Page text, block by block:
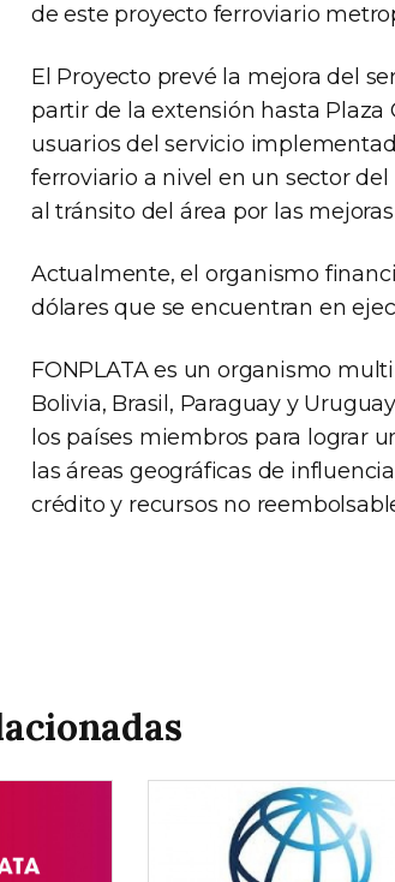
de este proyecto ferroviario
El Proyecto prevé la mejora del
partir de la extensión hasta
usuarios del servicio
ferroviario a nivel en un sector
al tránsito del área por las
Actualmente, el organismo
dólares que se encuentran en
FONPLATA es un organismo
Bolivia, Brasil, Paraguay y
los países miembros para lograr
las áreas geográficas de
crédito y recursos no